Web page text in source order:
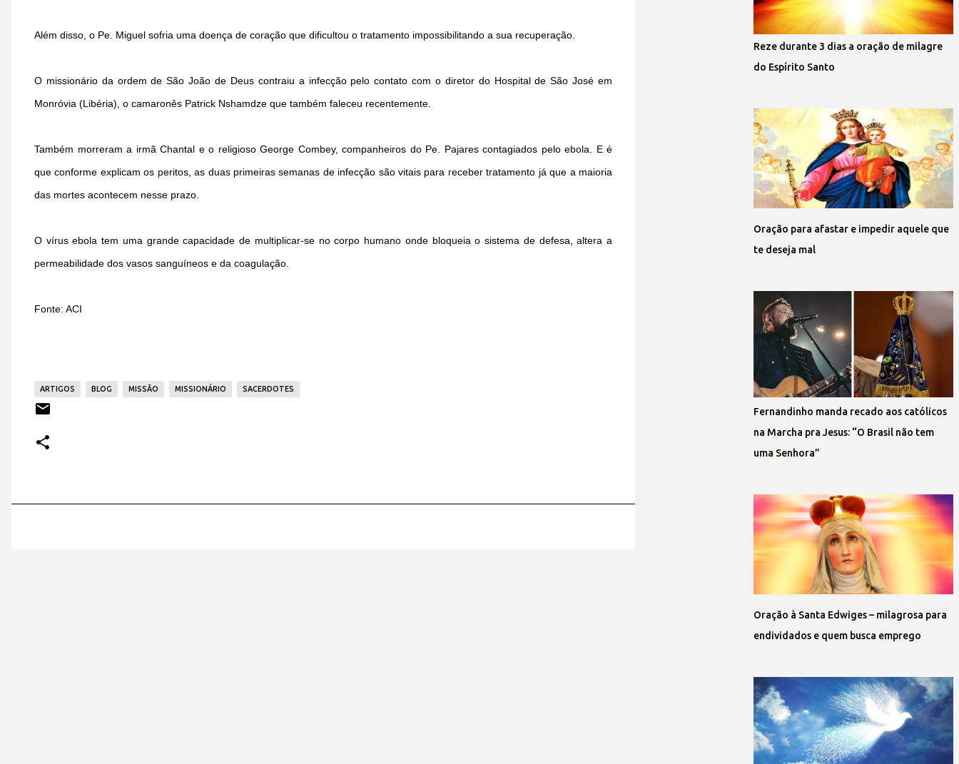
Além disso, o Pe. Miguel sofria uma doença de coração que dificultou o tratamento impossibilitando a sua recuperação.
O missionário da ordem de São João de Deus contraiu a infecção pelo contato com o diretor do Hospital de São José em
Monróvia (Libéria), o camaronês Patrick Nshamdze que também faleceu recentemente.
Também morreram a irmã Chantal e o religioso George Combey, companheiros do Pe. Pajares contagiados pelo ebola. E é
que conforme explicam os peritos, as duas primeiras semanas de infecção são vitais para receber tratamento já que a maioria
das mortes acontecem nesse prazo.
O vírus ebola tem uma grande capacidade de multiplicar-se no corpo humano onde bloqueia o sistema de defesa, altera a
permeabilidade dos vasos sanguíneos e da coagulação.
Fonte: ACI
ARTIGOS BLOG MISSÃO MISSIONÁRIO SACERDOTES
Reze durante 3 dias a oração de milagre
do Espírito Santo
Oração para afastar e impedir aquele que
te deseja mal
Fernandinho manda recado aos católicos
na Marcha pra Jesus: “O Brasil não tem
uma Senhora”
Oração à Santa Edwiges – milagrosa para
endividados e quem busca emprego